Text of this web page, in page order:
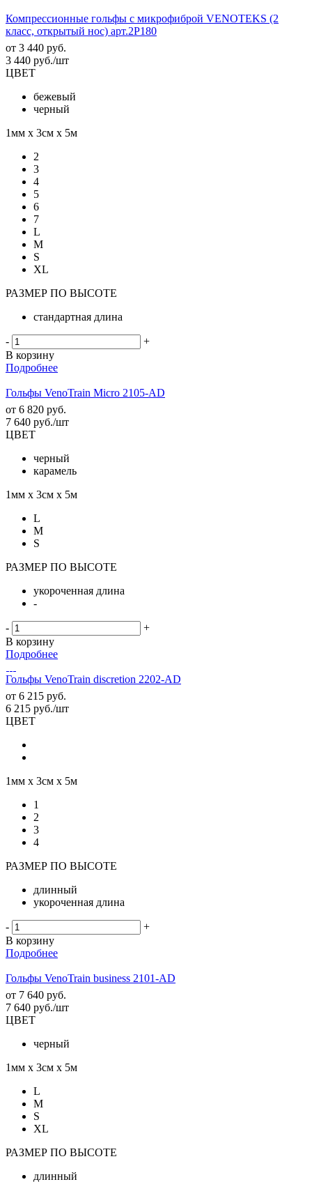
Компрессионные гольфы с микрофиброй VENOTEKS (2
класс, открытый нос) арт.2P180
от 3 440 руб.
3 440 руб./шт
ЦВЕТ
бежевый
черный
1мм х 3см х 5м
2
3
4
5
6
7
L
M
S
XL
РАЗМЕР ПО ВЫСОТЕ
стандартная длина
-
+
В корзину
Подробнее
Гольфы VenoTrain Micro 2105-AD
от 6 820 руб.
7 640 руб./шт
ЦВЕТ
черный
карамель
1мм х 3см х 5м
L
M
S
РАЗМЕР ПО ВЫСОТЕ
укороченная длина
-
-
+
В корзину
Подробнее
Гольфы VenoTrain discretion 2202-AD
от 6 215 руб.
6 215 руб./шт
ЦВЕТ
1мм х 3см х 5м
1
2
3
4
РАЗМЕР ПО ВЫСОТЕ
длинный
укороченная длина
-
+
В корзину
Подробнее
Гольфы VenoTrain business 2101-AD
от 7 640 руб.
7 640 руб./шт
ЦВЕТ
черный
1мм х 3см х 5м
L
M
S
XL
РАЗМЕР ПО ВЫСОТЕ
длинный